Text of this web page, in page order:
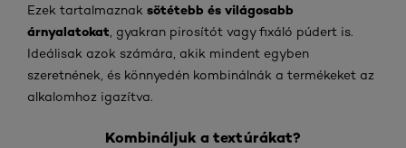
Ezek tartalmaznak sötétebb és világosabb
árnyalatokat , gyakran pirosítót vagy fixáló púdert is.
Ideálisak azok számára, akik mindent egyben
szeretnének, és könnyedén kombinálnák a termékeket az
alkalomhoz igazítva.
Kombináljuk a textúrákat?